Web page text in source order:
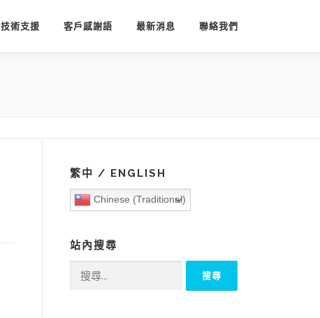
技術支援 客戶感謝語 最新消息 聯絡我們
繁中 / ENGLISH
Chinese (Traditional)
站內搜尋